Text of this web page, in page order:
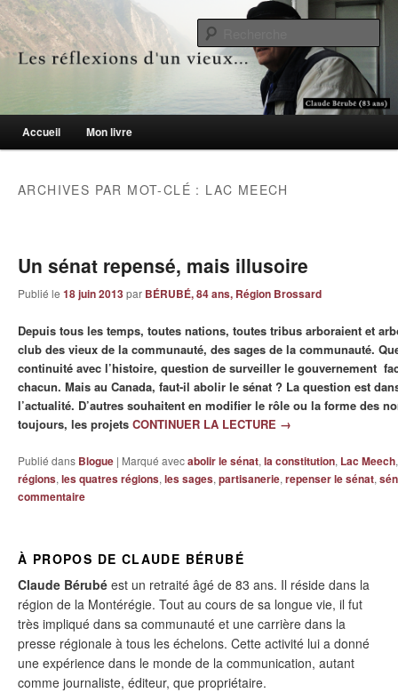
Les réflexions d'un vieux…
Le blogue des aînés de 65 ans et +
Menu principal
Aller au contenu principal
Aller au contenu secondaire
Accueil Mon livre
ARCHIVES PAR MOT-CLÉ : LAC MEECH
Un sénat repensé, mais illusoire
Publié le 18 juin 2013par BÉRUBÉ, 84 ans, Région Brossard
Depuis tous les temps, toutes nations, toutes tribus arboraient et
club des vieux de la communauté, des sages de la communauté.
continuité avec l’histoire, question de surveiller le gouvernement
chacun. Mais au Canada, faut-il abolir le sénat ? La question est
l’actualité. D’autres souhaitent en modifier le rôle ou la forme des
toujours, les projets CONTINUER LA LECTURE →
Publié dans Blogue | Marqué avecabolir le sénat, la constitution, Lac Meech
régions, les quatres régions, les sages, partisanerie, repenser le sénat,
commentaire
À PROPOS DE CLAUDE BÉRUBÉ
Claude Bérubé est un retraité âgé de 83 ans. Il réside dans la
région de la Montérégie. Tout au cours de sa longue vie, il fut
très impliqué dans sa communauté et une carrière dans la
presse régionale à tous les échelons. Cette activité lui a donné
une expérience dans le monde de la communication, autant
comme journaliste, éditeur, que propriétaire.